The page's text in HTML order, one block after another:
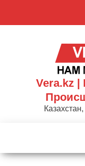
Vera.kz